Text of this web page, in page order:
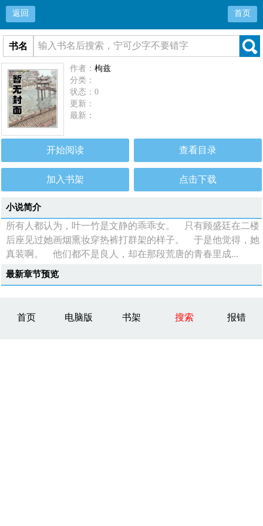
返回 首页
书名
作者：枸兹
分类：
状态：0
更新：
最新：
开始阅读 查看目录
加入书架 点击下载
小说简介
所有人都认为，叶一竹是文静的乖乖女。 只有顾盛廷在二楼
后座见过她画烟熏妆穿热裤打群架的样子。 于是他觉得，她
真装啊。 他们都不是良人，却在那段荒唐的青春里成...
最新章节预览
首页 电脑版 书架 搜索 报错